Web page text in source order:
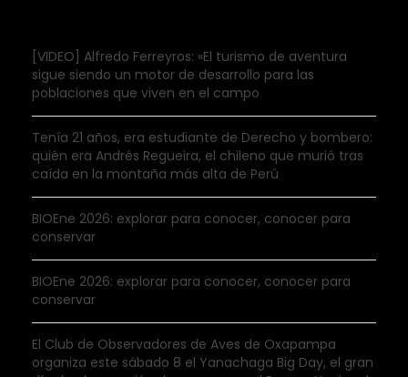
[VIDEO] Alfredo Ferreyros: «El turismo de aventura
sigue siendo un motor de desarrollo para las
poblaciones que viven en el campo
Tenía 21 años, era estudiante de Derecho y bombero:
quién era Andrés Regueira, el chileno que murió tras
caída en la montaña más alta de Perú
BIOEne 2026: explorar para conocer, conocer para
conservar
BIOEne 2026: explorar para conocer, conocer para
conservar
El Club de Observadores de Aves de Oxapampa
organiza este sábado 8 el Yanachaga Big Day, el gran